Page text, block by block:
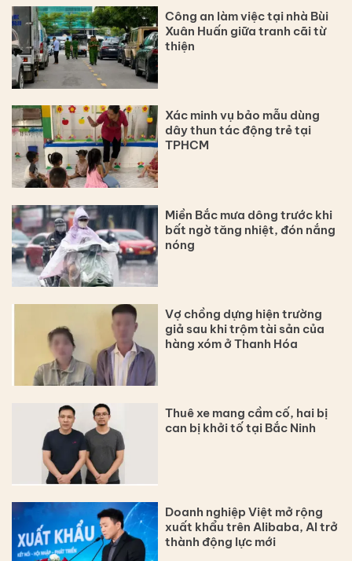
Công an làm việc tại nhà Bùi
Xuân Huấn giữa tranh cãi từ
thiện
Xác minh vụ bảo mẫu dùng
dây thun tác động trẻ tại
TPHCM
Miền Bắc mưa dông trước khi
bất ngờ tăng nhiệt, đón nắng
nóng
Vợ chồng dựng hiện trường
giả sau khi trộm tài sản của
hàng xóm ở Thanh Hóa
Thuê xe mang cầm cố, hai bị
can bị khởi tố tại Bắc Ninh
Doanh nghiệp Việt mở rộng
xuất khẩu trên Alibaba, AI trở
thành động lực mới